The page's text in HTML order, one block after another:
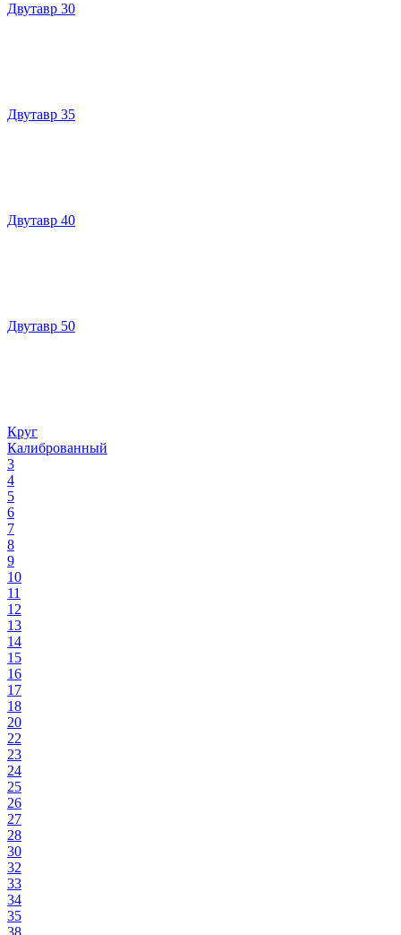
Двутавр 30
Двутавр 35
Двутавр 40
Двутавр 50
Круг
Калиброванный
3
4
5
6
7
8
9
10
11
12
13
14
15
16
17
18
20
22
23
24
25
26
27
28
30
32
33
34
35
38